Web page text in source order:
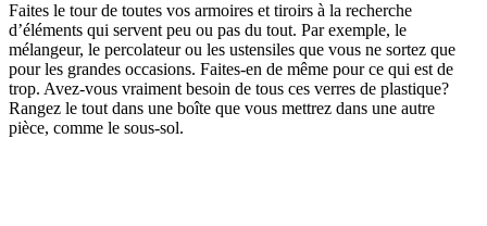
Faites le tour de toutes vos armoires et tiroirs à la recherche
d’éléments qui servent peu ou pas du tout. Par exemple, le
mélangeur, le percolateur ou les ustensiles que vous ne sortez que
pour les grandes occasions. Faites-en de même pour ce qui est de
trop. Avez-vous vraiment besoin de tous ces verres de plastique?
Rangez le tout dans une boîte que vous mettrez dans une autre
pièce, comme le sous-sol.